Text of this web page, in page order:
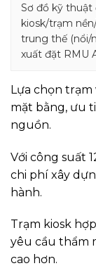
Sơ đồ kỹ
kiosk/trạm
trung thế (nổi/
xuất đặt RMU
Lựa chọn
mặt bằng, ưu
nguồn.
Với công suất
chi phí xây
hành.
Trạm kiosk
yêu cầu thẩm
cao hơn.